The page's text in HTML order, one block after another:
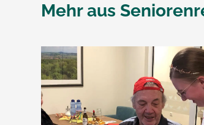
Mehr aus